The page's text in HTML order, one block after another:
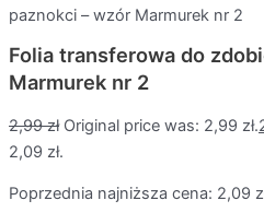
paznokci – wzór Marmurek nr 2
Folia transferowa do
Marmurek nr 2
2,99zł Original price was: 2,99 zł.
2,09 zł.
Poprzednia najniższa cena: 2,09